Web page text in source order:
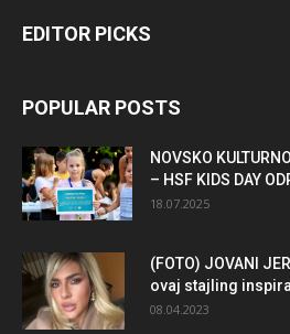
EDITOR PICKS
POPULAR POSTS
NOVSKO
– HSF KIDS DAY
18.07.2025
(FOTO) JOVANI
ovaj stajling
08.04.2023